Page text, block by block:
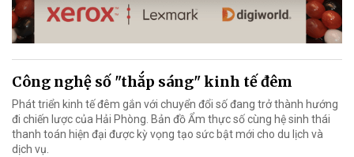
Công nghệ số "thắp sáng" kinh tế đêm
Phát triển kinh tế đêm gắn với chuyển đổi số đang trở thành hướng
đi chiến lược của Hải Phòng. Bản đồ Ẩm thực số cùng hệ sinh thái
thanh toán hiện đại được kỳ vọng tạo sức bật mới cho du lịch và
dịch vụ.